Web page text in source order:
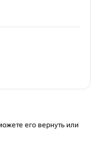
его вернуть или